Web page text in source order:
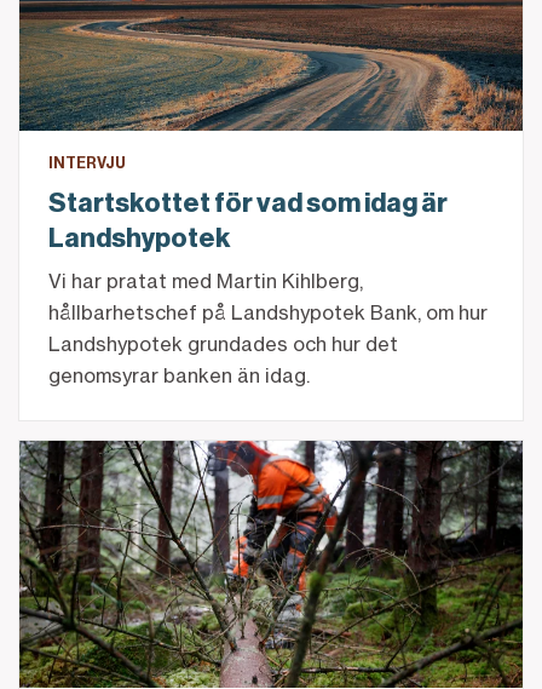
INTERVJU
Startskottet för vad som idag är
Landshypotek
Vi har pratat med Martin Kihlberg,
hållbarhetschef på Landshypotek Bank, om hur
Landshypotek grundades och hur det
genomsyrar banken än idag.
Skogsägaren med respekt för naturen